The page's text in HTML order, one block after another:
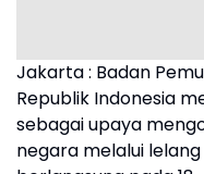
Jakarta : Badan
Republik Indonesia
sebagai upaya
negara melalui